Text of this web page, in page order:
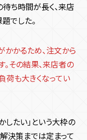
待ち時間が長く、来店
でした。
かるため、注文から
その結果、来店者の
荷も大きくなってい
したい」という大枠の
決策までは定まって